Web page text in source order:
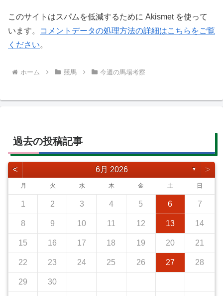
このサイトはスパムを低減するために Akismet を使って
います。
コメントデータの処理方法の詳細はこちらをご覧
ください。
ホーム 競馬 今週の馬場考察
過去の投稿記事
< 6月 2026 ▼ >
月 火 水 木 金 土 日
1 2 3 4 5 6 7
8 9 10 11 12 13 14
15 16 17 18 19 20 21
22 23 24 25 26 27 28
29 30